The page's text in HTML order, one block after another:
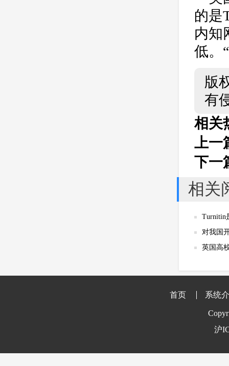
的是
内知
低。“
版
有
相关
上一
下一
相关
Turnitin
对我国
英国高
首页 系统
沪